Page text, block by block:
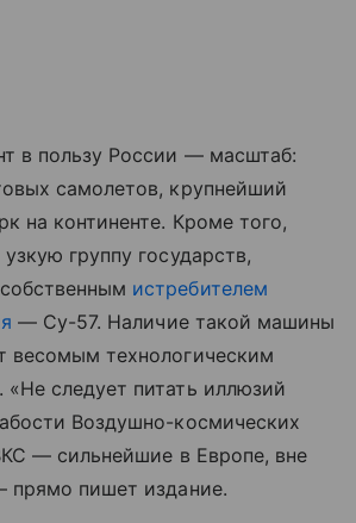
в пользу России — масштаб:
самолетов, крупнейший
на континенте. Кроме того,
группу государств,
истребителем
— Су-57. Наличие такой машины
весомым технологическим
следует питать иллюзий
Воздушно-космических
— сильнейшие в Европе, вне
прямо пишет издание.